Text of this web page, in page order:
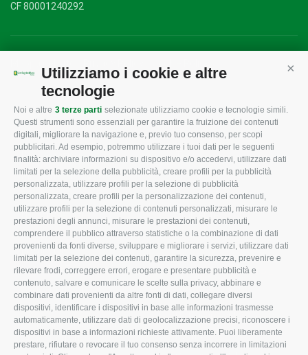
Utilizziamo i cookie e altre
tecnologie
Noi e altre 3 terze parti selezionate utilizziamo cookie e tecnologie simili.
Questi strumenti sono essenziali per garantire la fruizione dei contenuti
digitali, migliorare la navigazione e, previo tuo consenso, per scopi
pubblicitari. Ad esempio, potremmo utilizzare i tuoi dati per le seguenti
finalità: archiviare informazioni su dispositivo e/o accedervi, utilizzare dati
limitati per la selezione della pubblicità, creare profili per la pubblicità
personalizzata, utilizzare profili per la selezione di pubblicità
personalizzata, creare profili per la personalizzazione dei contenuti,
utilizzare profili per la selezione di contenuti personalizzati, misurare le
prestazioni degli annunci, misurare le prestazioni dei contenuti,
comprendere il pubblico attraverso statistiche o la combinazione di dati
provenienti da fonti diverse, sviluppare e migliorare i servizi, utilizzare dati
limitati per la selezione dei contenuti, garantire la sicurezza, prevenire e
rilevare frodi, correggere errori, erogare e presentare pubblicità e
contenuto, salvare e comunicare le scelte sulla privacy, abbinare e
combinare dati provenienti da altre fonti di dati, collegare diversi
dispositivi, identificare i dispositivi in base alle informazioni trasmesse
automaticamente, utilizzare dati di geolocalizzazione precisi, riconoscere i
dispositivi in base a informazioni richieste attivamente. Puoi liberamente
prestare, rifiutare o revocare il tuo consenso senza incorrere in limitazioni
CF 80001240292
CONFAGRICOLTURA
ROVIGO
L'Associazione
Missione e Progetto
Organigramma aziendale
I Nostri Servizi
Uffici della Sede
provinciale
Le Sedi di Zona
Agricoltori S.r.l.
Whistleblowing
Confagricoltura Rovigo e
Agricoltori srl
CONFAGRICOLTURA
INFORMA
Tecnico
Fiscale
Lavoro
Ambiente
Associazione
CONFAGRICOLTURA
ATTIVA
Notizie in evidenza
Eventi